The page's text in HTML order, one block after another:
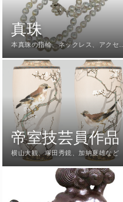
真珠
本真珠の指輪、ネックレス、アクセサ
帝室技芸員作品
横山大観、塚田秀鏡、加納夏雄など